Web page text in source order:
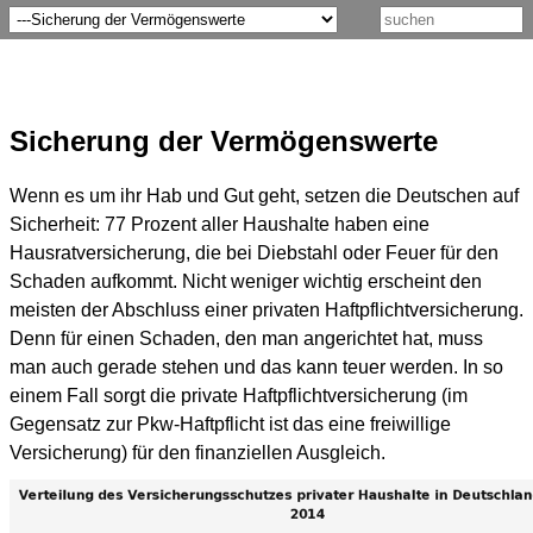
Sicherung der Vermögenswerte
Wenn es um ihr Hab und Gut geht, setzen die Deutschen auf
Sicherheit: 77 Prozent aller Haushalte haben eine
Hausratversicherung, die bei Diebstahl oder Feuer für den
Schaden aufkommt. Nicht weniger wichtig erscheint den
meisten der Abschluss einer privaten Haftpflichtversicherung.
Denn für einen Schaden, den man angerichtet hat, muss
man auch gerade stehen und das kann teuer werden. In so
einem Fall sorgt die private Haftpflichtversicherung (im
Gegensatz zur Pkw-Haftpflicht ist das eine freiwillige
Versicherung) für den finanziellen Ausgleich.